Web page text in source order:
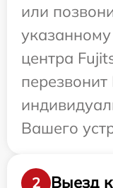
или
центра
Вашего
2 Выезд